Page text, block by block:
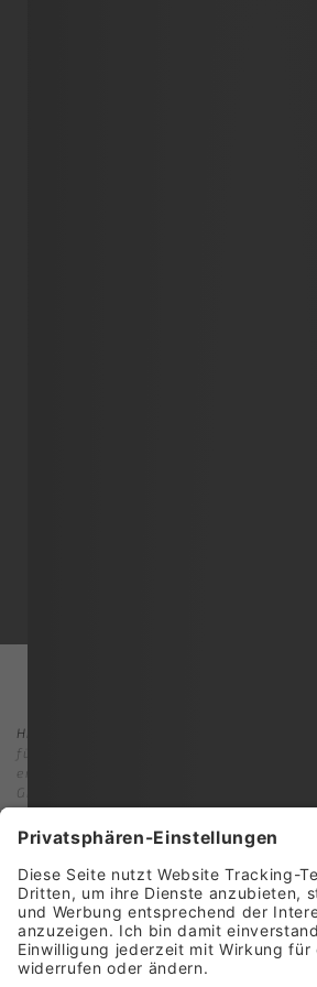
Hinweisgeberportal
für uns höchste Priorität. Wir nehmen
ernst, etwaige Verstöße gegen geltendes
GmbH betreffen, zu verhindern oder
Dazu ist es wichtig, dass uns
Missstände über unser
Für die Abgabe von Hinweisen setzen wir
ein. Dieses System bietet unseren
Dienstleistern und anderen Partnern oder
diondo GmbH die Möglichkeit, über eine
Verstöße zu melden. Eingehende
geprüft und entsprechend behandelt.
Hinweisgebenden Personen, die in gutem